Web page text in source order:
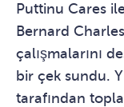
Puttinu Cares
Bernard
çalışmalarını
bir çek sundu.
tarafından